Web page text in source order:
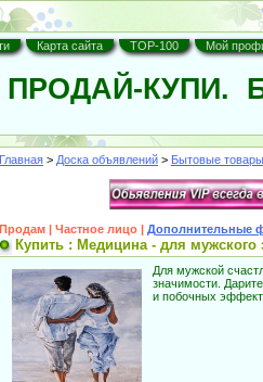
Карта сайта TOP-100 Мой
ПРОДАЙ-КУПИ.
Главная > Доска объявлений > Бытовые товары
Продам | Частное лицо | Дополнительные
Купить : Медицина - для мужского
Для мужской
значимости.
и побочных